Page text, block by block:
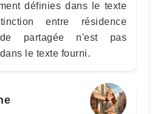
définies dans le texte
entre résidence
partagée n'est pas
le texte fourni.